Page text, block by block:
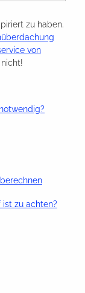
zu haben.
von
ist zu achten?